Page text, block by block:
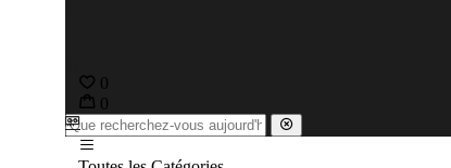
0
0